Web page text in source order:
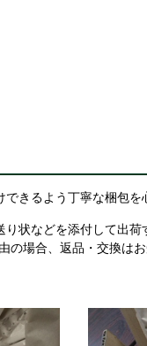
きるよう丁寧な梱包を
状などを添付して出
場合、返品・交換は